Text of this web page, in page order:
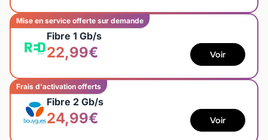
Mise en service offerte sur demande
Fibre 1 Gb/s
22,99€ Voir
Frais d'activation offerts
Fibre 2 Gb/s
24,99€ Voir